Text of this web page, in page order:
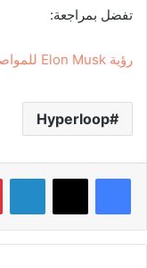
تفضل بمراجعة:
رؤية Elon Musk للمواصلات والمركبات الكهربائية ذاتية القيادة
Hyperloop
لينكدإن